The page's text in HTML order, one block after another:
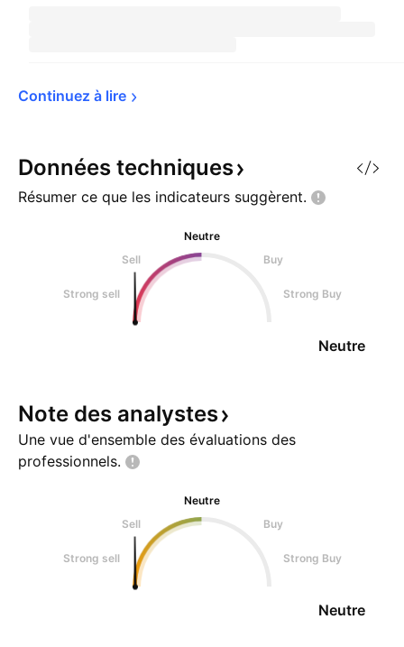
Continuez à lire
Données techniques
Résumer ce que les indicateurs suggèrent.
Neutre
Sell
Buy
Strong sell Strong Buy
Neutre
Note des analystes
Une vue d'ensemble des évaluations des
professionnels.
Neutre
Sell
Buy
Strong sell Strong Buy
Neutre